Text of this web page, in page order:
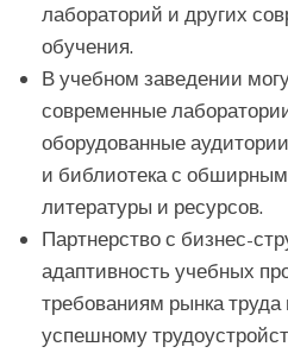
лабораторий и других
обучения.
В учебном заведении
современные
оборудованные
и библиотека с
литературы и ресурсов.
Партнерство с бизнес-
адаптивность учебных
требованиям рынка труда
успешному